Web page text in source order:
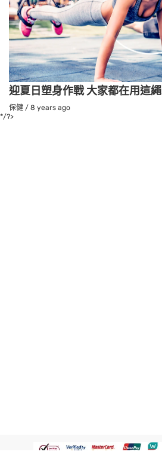
迎夏日塑身作戰 大家都在用這繩
保健 / 8 years ago
*/?>